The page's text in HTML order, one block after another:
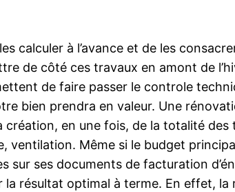
calculer à l’avance et de les
de côté ces travaux en amont de
de faire passer le controle
bien prendra en valeur. Une
création, en une fois, de la totalité des
ventilation. Même si le budget
ses documents de facturation
résultat optimal à terme. En effet,